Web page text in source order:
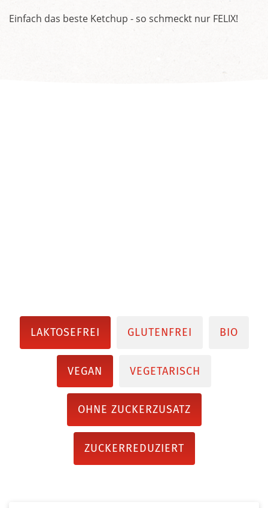
Einfach das beste Ketchup - so schmeckt nur FELIX!
LAKTOSEFREI GLUTENFREI BIO
VEGAN VEGETARISCH
OHNE ZUCKERZUSATZ
ZUCKERREDUZIERT